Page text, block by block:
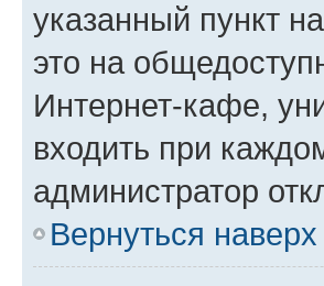
указанный пункт
это на
Интернет-кафе,
входить при
администратор
Вернуться наверх